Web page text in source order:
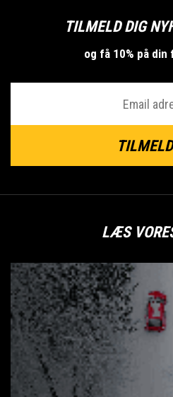
TILMELD DIG
og få 10% på
LÆS